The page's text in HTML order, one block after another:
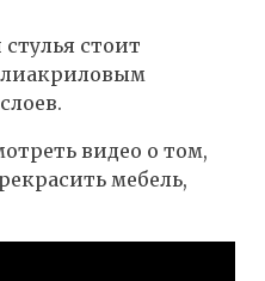
стоит
видео о том,
мебель,